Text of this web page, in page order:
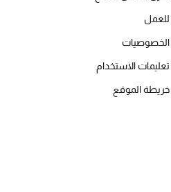
للعمل
الخصوصيات
تعليمات الاستخدام
خريطة الموقع